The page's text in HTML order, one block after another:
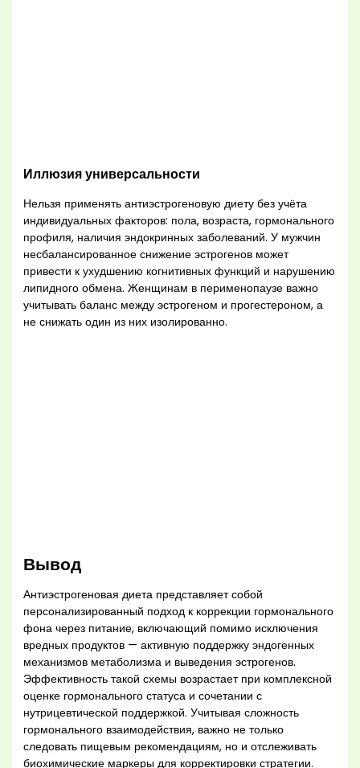
Иллюзия универсальности
Нельзя применять антиэстрогеновую диету без учёта
индивидуальных факторов: пола, возраста, гормонального
профиля, наличия эндокринных заболеваний. У мужчин
несбалансированное снижение эстрогенов может
привести к ухудшению когнитивных функций и нарушению
липидного обмена. Женщинам в перименопаузе важно
учитывать баланс между эстрогеном и прогестероном, а
не снижать один из них изолированно.
Вывод
Антиэстрогеновая диета представляет собой
персонализированный подход к коррекции гормонального
фона через питание, включающий помимо исключения
вредных продуктов — активную поддержку эндогенных
механизмов метаболизма и выведения эстрогенов.
Эффективность такой схемы возрастает при комплексной
оценке гормонального статуса и сочетании с
нутрицевтической поддержкой. Учитывая сложность
гормонального взаимодействия, важно не только
следовать пищевым рекомендациям, но и отслеживать
биохимические маркеры для корректировки стратегии.